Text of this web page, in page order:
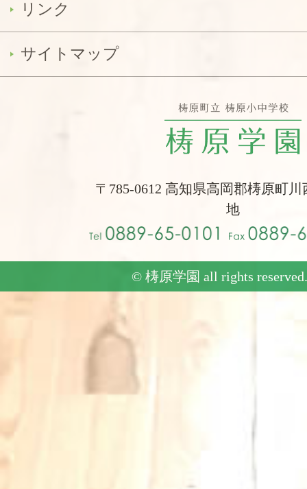
リンク
サイトマップ
〒785-0612 高知県高岡郡梼原町川
地
© 梼原学園 all rights reserved.